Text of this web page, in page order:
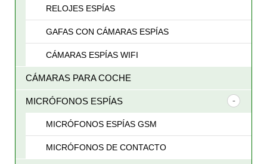
RELOJES ESPÍAS
GAFAS CON CÁMARAS ESPÍAS
CÁMARAS ESPÍAS WIFI
CÁMARAS PARA COCHE
MICRÓFONOS ESPÍAS
MICRÓFONOS ESPÍAS GSM
MICRÓFONOS DE CONTACTO